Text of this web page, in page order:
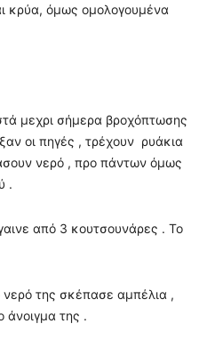
κρύα, όμως ομολογουμένα
μεχρι σήμερα βροχόπτωσης
οι πηγές , τρέχουν ρυάκια
νερό , προ πάντων όμως
.
από 3 κουτσουνάρες . Το
της σκέπασε αμπέλια ,
άνοιγμα της .